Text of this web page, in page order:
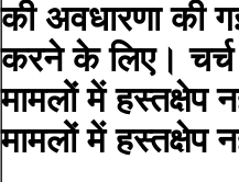
की अवधारणा की
करने के लिए। चर्च
मामलों में हस्तक्षेप
मामलों में हस्तक्षेप